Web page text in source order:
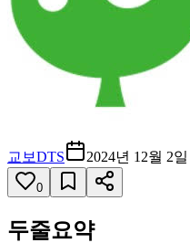
교보DTS 2024년 12월 2일
0
두줄요약